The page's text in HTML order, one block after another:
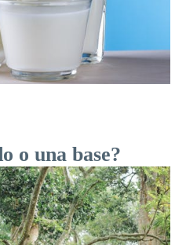
o una base?